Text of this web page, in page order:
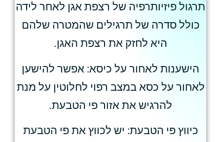
תרגול פיזיותרפיה של רצפת אגן לאחר לידה
כולל סדרה של תרגילים שהמטרה שלהם
היא לחזק את רצפת האגן.
הישענות לאחור על כיסא: אפשר להישען
לאחור על כסא במצב רפוי לחלוטין על מנת
להרגיש את אזור פי הטבעת.
כיווץ פי הטבעת: יש לכווץ את פי הטבעת